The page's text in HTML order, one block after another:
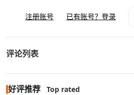
注册账号 已有账号？登录
评论列表
好评推荐 Top rated